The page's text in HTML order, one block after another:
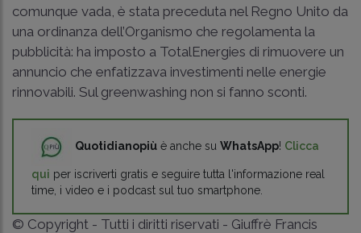
comunque vada, è stata preceduta nel Regno Unito da
una ordinanza dell’Organismo che regolamenta la
pubblicità: ha imposto a TotalEnergies di rimuovere un
annuncio che enfatizzava investimenti nelle energie
rinnovabili. Sul greenwashing non si fanno sconti.
Quotidianopiù è anche su WhatsApp! Clicca
qui per iscriverti gratis e seguire tutta l'informazione real
time, i video e i podcast sul tuo smartphone.
© Copyright - Tutti i diritti riservati - Giuffrè Francis